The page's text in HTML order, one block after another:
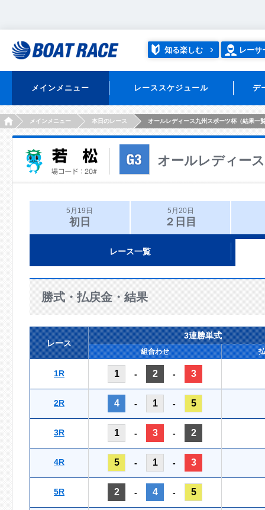
知る楽しむ レーサ
メインメニュー レーススケジュール デ
HOMEメインメニュー 本日のレース オールレディース九州スポーツ杯（結果一
オールレディー
5月19日
初日
5月20日
２日目
レース一覧
勝式・払戻金・結果
レース
3連勝単式
組合わせ
1R 1 - 2 - 3
2R 4 - 1 - 5
3R 1 - 3 - 2
4R 5 - 1 - 3
5R 2 - 4 - 5